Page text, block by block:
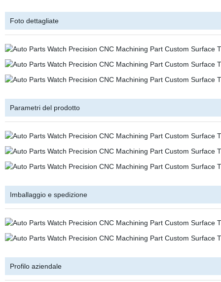
Foto dettagliate
Parametri del prodotto
Imballaggio e spedizione
Profilo aziendale